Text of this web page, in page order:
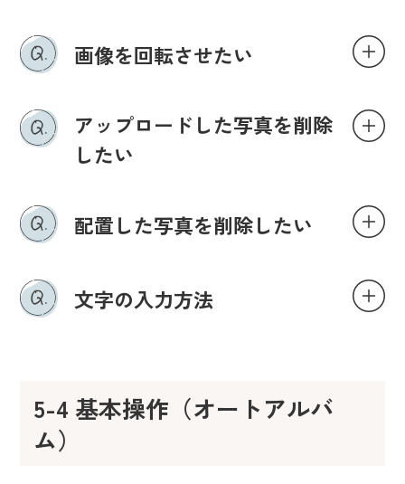
画像を回転させたい
アップロードした写真を削除
したい
配置した写真を削除したい
文字の入力方法
5-4 基本操作（オートアルバ
ム）